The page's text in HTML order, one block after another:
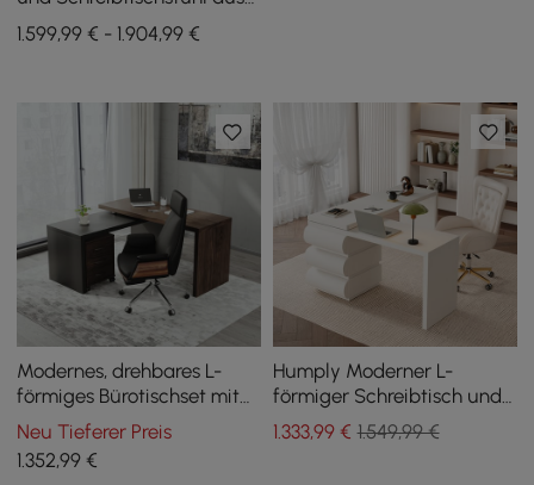
Leder, 1600 mm, weiß, mit
hoher Rückenlehne,
1.599,99 € - 1.904,99 €
Modernes, drehbares L-
förmiges Bürotischset mit
drehbarem Bürostuhl aus
schwarzem Leder
Neu Tieferer Preis
1.352,99 €
Humply Moderner L-
förmiger Schreibtisch und
höhenverstellbarer
Bürostuhl aus Leder
1.333,99€ 1.549,99 €